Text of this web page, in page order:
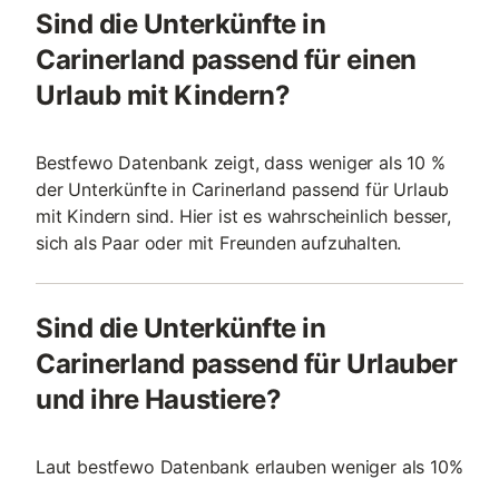
Sind die Unterkünfte in
Carinerland passend für einen
Urlaub mit Kindern?
Bestfewo Datenbank zeigt, dass weniger als 10 %
der Unterkünfte in Carinerland passend für Urlaub
mit Kindern sind. Hier ist es wahrscheinlich besser,
sich als Paar oder mit Freunden aufzuhalten.
Sind die Unterkünfte in
Carinerland passend für Urlauber
und ihre Haustiere?
Laut bestfewo Datenbank erlauben weniger als 10%